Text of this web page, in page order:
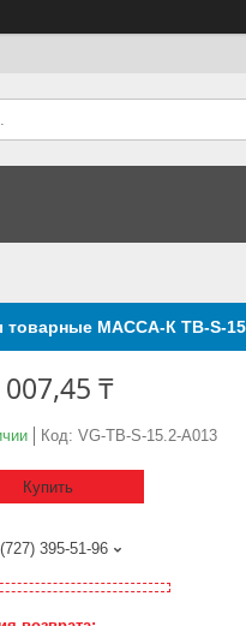
товарные МАССА-К ТВ-S-
₸
Код: VG-TB-S-15.2-A013
Купить
395-51-96